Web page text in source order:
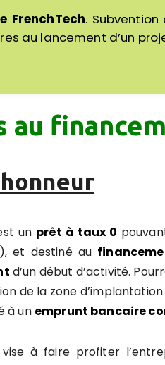
FrenchTech.
au lancement d’un
au
un prêt à taux 0
et destiné au
d’un début d’activité.
de la zone
à un emprunt bancaire
à faire profiter